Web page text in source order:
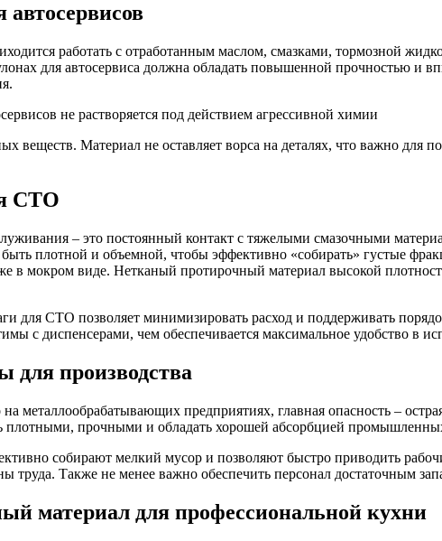
работать с отработанным маслом, смазками, тормозной
для автосервиса должна обладать повышенной прочностью и
не растворяется под действием агрессивной химии
веществ. Материал не оставляет ворса на деталях, что важно
СТО
– это постоянный контакт с тяжелыми смазочными
плотной и объемной, чтобы эффективно «собирать» густые
в мокром виде. Нетканый протирочный материал высокой
для СТО позволяет минимизировать расход и поддерживать
с диспенсерами, чем обеспечивается максимальное удобство в
для производства
металлообрабатывающих предприятиях, главная опасность –
прочными и обладать хорошей абсорбцией
собирают мелкий мусор и позволяют быстро приводить
труда. Также не менее важно обеспечить персонал достаточным
материал для профессиональной кухни